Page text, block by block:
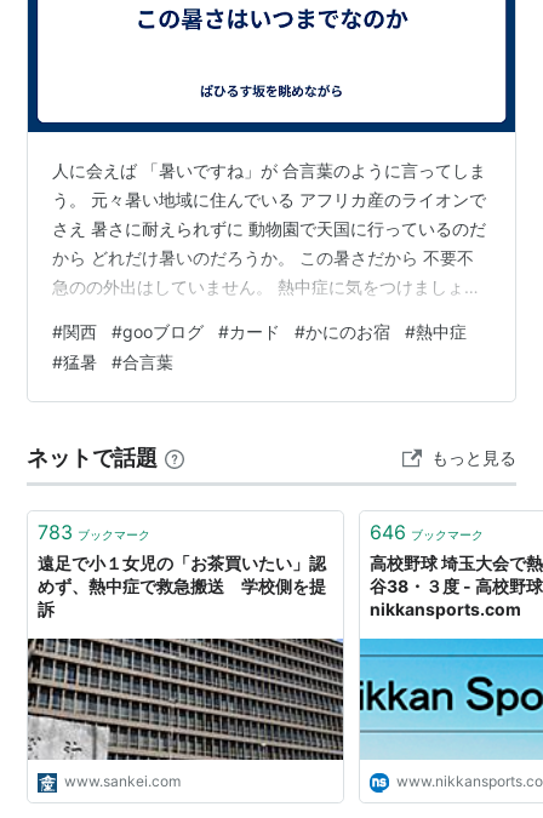
スポーツ活動中に起こるもの
起こるもの」と思われがちだが、スポーツや活動中にお
いては、体内の筋肉から大量の熱を発生することや、脱
水などの影響により、寒いとされる環境でも発生しう
る。実際、11月などの冬季でも死亡事故が起きている。
また、運動開始から比較的短時間（30分程度から）で
発症する例もみられる。
【熱中症の種類と症状】
体温 正常 正常
発汗 + + +
重症度
種類別原因と治療法
【熱失神】
原因
直射日光の下での長時間行動や高温多湿の室内で
人に会えば 「暑いですね」が 合言葉のように言ってしま
う。 元々暑い地域に住んでいる アフリカ産のライオンで
さえ 暑さに耐えられずに 動物園で天国に行っているのだ
から どれだけ暑いのだろうか。 この暑さだから 不要不
急のの外出はしていません。 熱中症に気をつけましょ
マートフォン #ちゅう紋次郎の館 #カード #gooブログ#
春ドラマ#サバ缶#宇宙#夢
#関西 #gooブログ #カード #かにのお宿 #熱中症
#猛暑 #合言葉
ネットで話題 もっと見る
783 ブックマーク
遠足で小１女児の「お茶買いたい」認
めず、熱中症で救急搬送 学校側を提
訴
www.sankei.com
646 ブックマーク
高校野球 埼玉大会で
谷38・３度 - 高校野
nikkansports.com